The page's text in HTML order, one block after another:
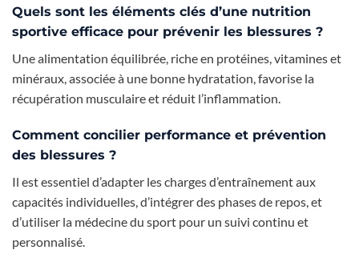
Quels sont les éléments clés d’une nutrition
sportive efficace pour prévenir les blessures ?
Une alimentation équilibrée, riche en protéines, vitamines et
minéraux, associée à une bonne hydratation, favorise la
récupération musculaire et réduit l’inflammation.
Comment concilier performance et prévention
des blessures ?
Il est essentiel d’adapter les charges d’entraînement aux
capacités individuelles, d’intégrer des phases de repos, et
d’utiliser la médecine du sport pour un suivi continu et
personnalisé.